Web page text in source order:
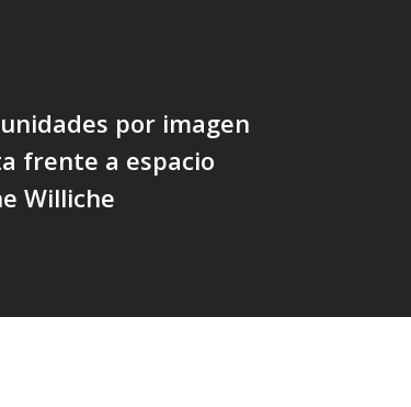
por imagen
frente a espacio
Williche